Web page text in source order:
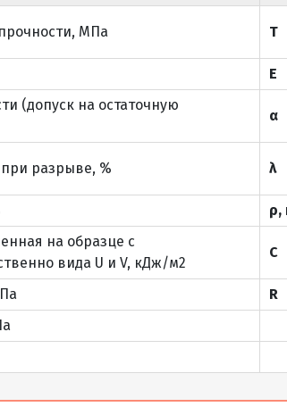
27,48
29,83
600 - 1800 Х
1420 - 6000
30,62
1420 - 6000
600 - 1800 Х
1420 - 6000
39,25
600 - 1800 Х
43,18
2000 - 7000
МПа Т
Е
(допуск на остаточную
α
разрыве, % λ
ρ,
на образце с
вида U и V, кДж/м2
С
R